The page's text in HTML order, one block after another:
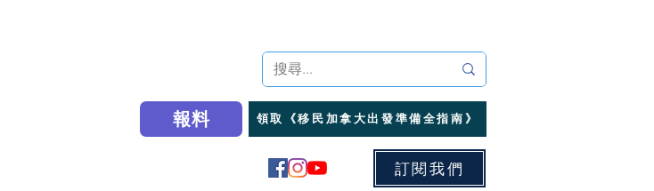
報料 領取《移民加拿大出發準備全指南》
訂閱我們